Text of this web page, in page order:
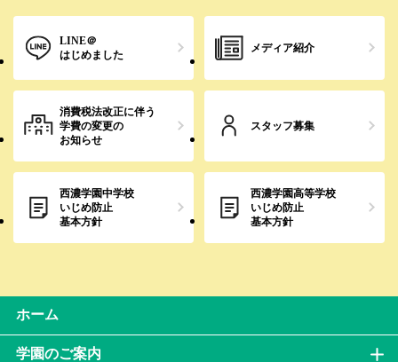
LINE＠
はじめました
メディア紹介
消費税法改正に伴う
学費の変更の
お知らせ
スタッフ募集
西濃学園中学校
いじめ防止
基本方針
西濃学園高等学校
いじめ防止
基本方針
ホーム
学園のご案内